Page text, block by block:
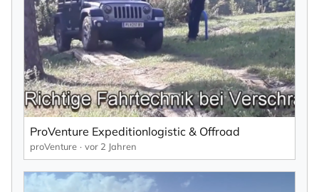
ProVenture Expeditionlogistic & Offroad
proVenture vor 2 Jahren
Mit der Eintragung für den Newsletter bestätigen Sie die Verarbeitung
Ihrer Daten gemäß der
Datenschutzerklärung durch KlickTipp.
Newsletter abonnieren